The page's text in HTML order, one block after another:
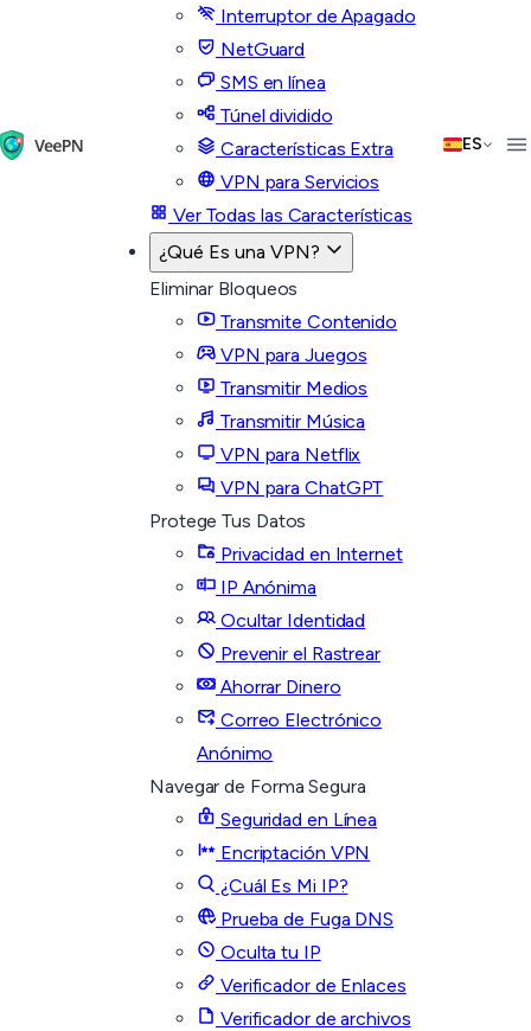
Interruptor de Apagado
NetGuard
SMS en línea
Túnel dividido
Características Extra
VPN para Servicios
Ver Todas las Características
¿Qué Es una VPN?
Eliminar Bloqueos
Transmite Contenido
VPN para Juegos
Transmitir Medios
Transmitir Música
VPN para Netflix
VPN para ChatGPT
Protege Tus Datos
Privacidad en Internet
IP Anónima
Ocultar Identidad
Prevenir el Rastrear
Ahorrar Dinero
Correo Electrónico
Anónimo
Navegar de Forma Segura
Seguridad en Línea
Encriptación VPN
¿Cuál Es Mi IP?
Prueba de Fuga DNS
Oculta tu IP
Verificador de Enlaces
Verificador de archivos
ES